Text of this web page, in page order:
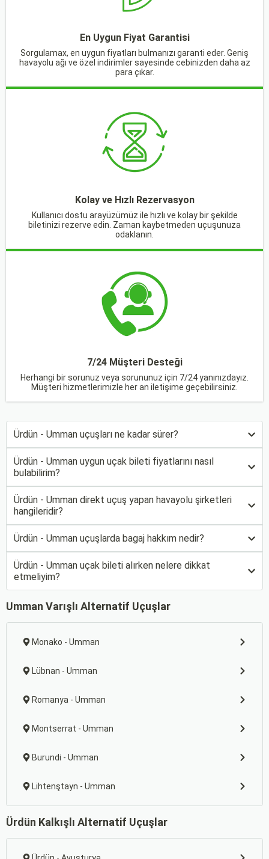
En Uygun Fiyat Garantisi
Sorgulamax, en uygun fiyatları bulmanızı garanti eder. Geniş
havayolu ağı ve özel indirimler sayesinde cebinizden daha az
para çıkar.
Kolay ve Hızlı Rezervasyon
Kullanıcı dostu arayüzümüz ile hızlı ve kolay bir şekilde
biletinizi rezerve edin. Zaman kaybetmeden uçuşunuza
odaklanın.
7/24 Müşteri Desteği
Herhangi bir sorunuz veya sorununuz için 7/24 yanınızdayız.
Müşteri hizmetlerimizle her an iletişime geçebilirsiniz.
Ürdün - Umman uçuşları ne kadar sürer?
Ürdün - Umman uygun uçak bileti fiyatlarını nasıl
bulabilirim?
Ürdün - Umman direkt uçuş yapan havayolu şirketleri
hangileridir?
Ürdün - Umman uçuşlarda bagaj hakkım nedir?
Ürdün - Umman uçak bileti alırken nelere dikkat
etmeliyim?
Umman Varışlı Alternatif Uçuşlar
Monako - Umman
Lübnan - Umman
Romanya - Umman
Montserrat - Umman
Burundi - Umman
Lihtenştayn - Umman
Ürdün Kalkışlı Alternatif Uçuşlar